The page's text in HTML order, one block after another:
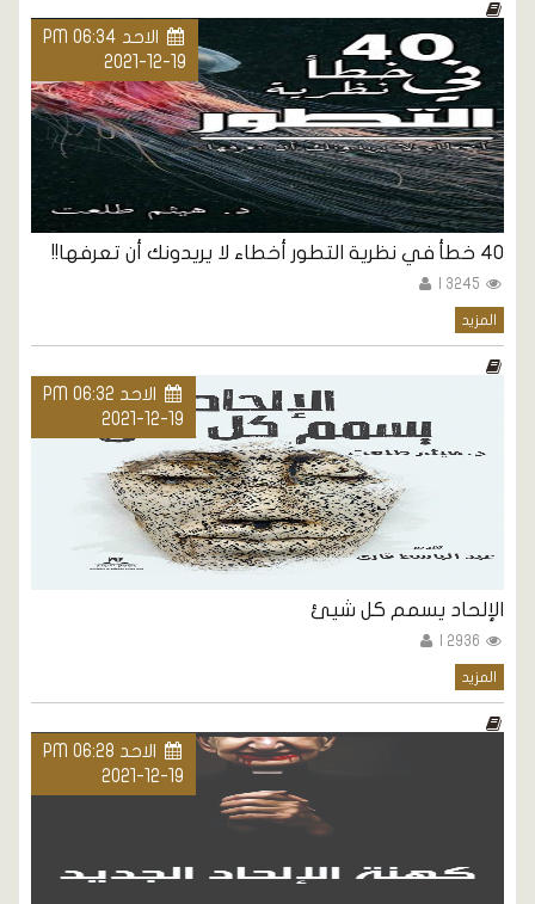
الاحد PM 06:34
2021-12-19
٤٠ خطأ في نظرية التطور أخطاء لا يريدونك أن تعرفها!!
المزيد
الاحد PM 06:32
2021-12-19
الإلحاد يسمم كل شيئ
المزيد
الاحد PM 06:28
2021-12-19